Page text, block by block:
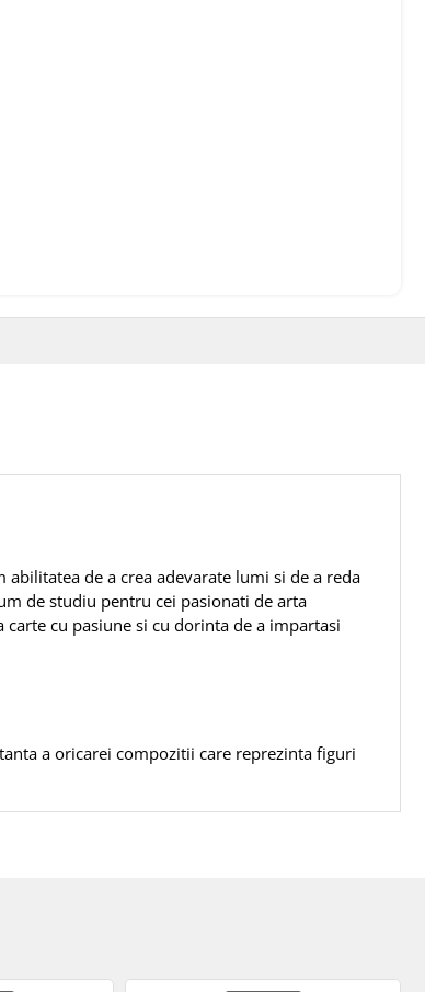
de a crea adevarate lumi si de a reda
de studiu pentru cei pasionati de arta
carte cu pasiune si cu dorinta de a impartasi
a oricarei compozitii care reprezinta figuri